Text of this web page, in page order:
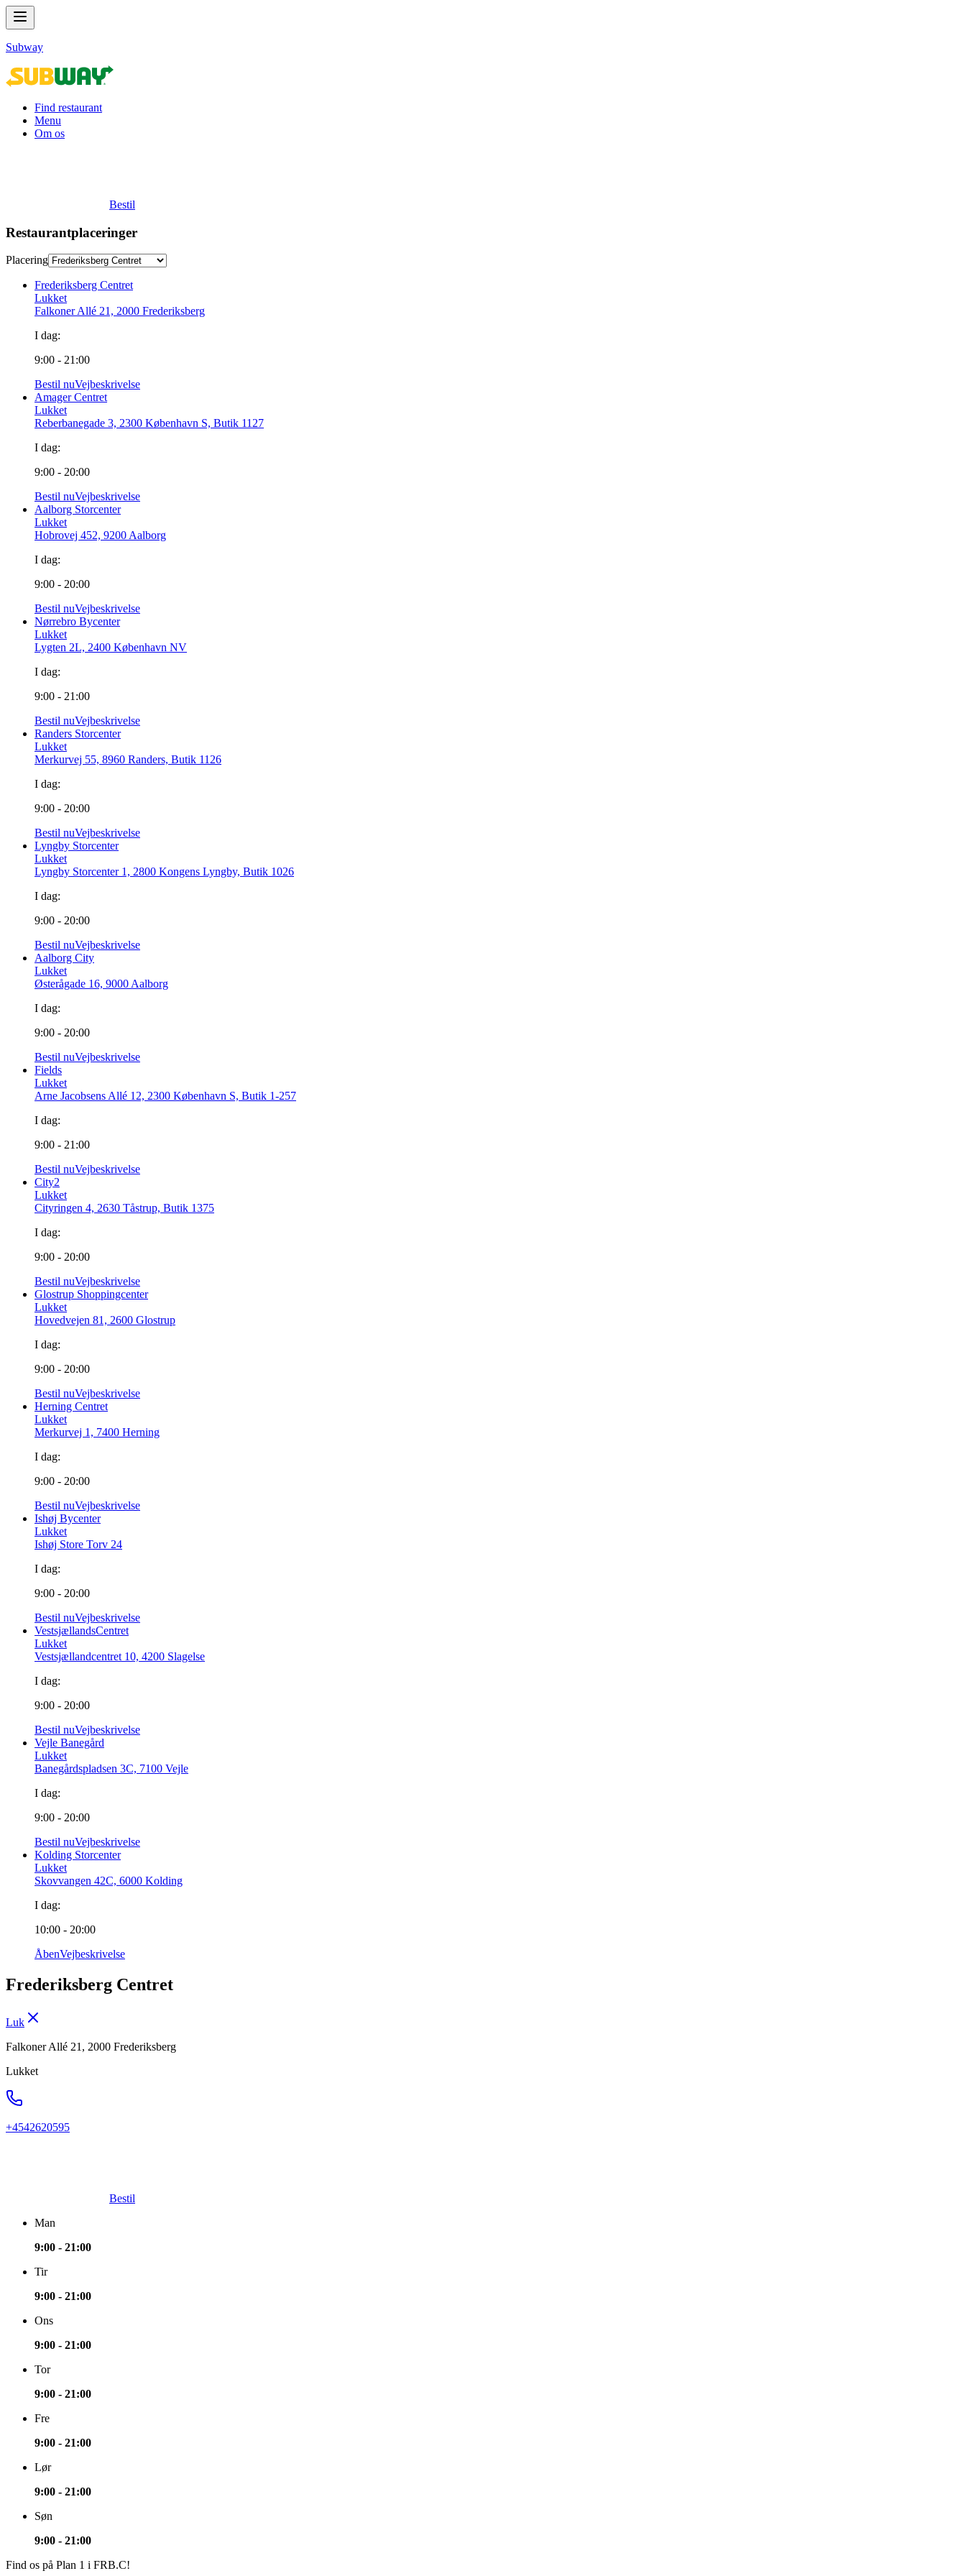
Subway
Find restaurant
Menu
Om os
Bestil
Restaurantplaceringer
Placering
Frederiksberg Centret
Lukket
Falkoner Allé 21, 2000 Frederiksberg
I dag:
9:00 - 21:00
Bestil nuVejbeskrivelse
Amager Centret
Lukket
Reberbanegade 3, 2300 København S, Butik 1127
I dag:
9:00 - 20:00
Bestil nuVejbeskrivelse
Aalborg Storcenter
Lukket
Hobrovej 452, 9200 Aalborg
I dag:
9:00 - 20:00
Bestil nuVejbeskrivelse
Nørrebro Bycenter
Lukket
Lygten 2L, 2400 København NV
I dag:
9:00 - 21:00
Bestil nuVejbeskrivelse
Randers Storcenter
Lukket
Merkurvej 55, 8960 Randers, Butik 1126
I dag:
9:00 - 20:00
Bestil nuVejbeskrivelse
Lyngby Storcenter
Lukket
Lyngby Storcenter 1, 2800 Kongens Lyngby, Butik 1026
I dag:
9:00 - 20:00
Bestil nuVejbeskrivelse
Aalborg City
Lukket
Østerågade 16, 9000 Aalborg
I dag:
9:00 - 20:00
Bestil nuVejbeskrivelse
Fields
Lukket
Arne Jacobsens Allé 12, 2300 København S, Butik 1-257
I dag:
9:00 - 21:00
Bestil nuVejbeskrivelse
City2
Lukket
Cityringen 4, 2630 Tåstrup, Butik 1375
I dag:
9:00 - 20:00
Bestil nuVejbeskrivelse
Glostrup Shoppingcenter
Lukket
Hovedvejen 81, 2600 Glostrup
I dag:
9:00 - 20:00
Bestil nuVejbeskrivelse
Herning Centret
Lukket
Merkurvej 1, 7400 Herning
I dag:
9:00 - 20:00
Bestil nuVejbeskrivelse
Ishøj Bycenter
Lukket
Ishøj Store Torv 24
I dag:
9:00 - 20:00
Bestil nuVejbeskrivelse
VestsjællandsCentret
Lukket
Vestsjællandcentret 10, 4200 Slagelse
I dag:
9:00 - 20:00
Bestil nuVejbeskrivelse
Vejle Banegård
Lukket
Banegårdspladsen 3C, 7100 Vejle
I dag:
9:00 - 20:00
Bestil nuVejbeskrivelse
Kolding Storcenter
Lukket
Skovvangen 42C, 6000 Kolding
I dag:
10:00 - 20:00
ÅbenVejbeskrivelse
Frederiksberg Centret
Luk
Falkoner Allé 21, 2000 Frederiksberg
Lukket
+4542620595
Bestil
Man
9:00 - 21:00
Tir
9:00 - 21:00
Ons
9:00 - 21:00
Tor
9:00 - 21:00
Fre
9:00 - 21:00
Lør
9:00 - 21:00
Søn
9:00 - 21:00
Find os på Plan 1 i FRB.C!